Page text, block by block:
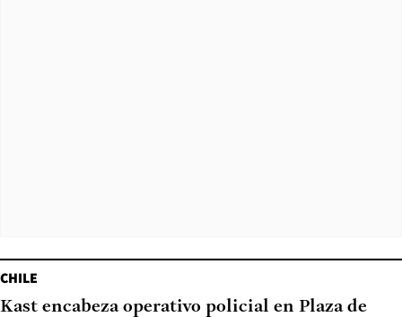
CHILE
Kast encabeza operativo policial en Plaza de